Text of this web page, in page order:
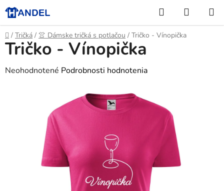
Prejsť
na
obsah
Hľadať
KOŠÍK
Domov
/ Tričká / 👚 Dámske tričká s potlačou / Tričko - Vínopička
Tričko - Vínopička
Priemerné
hviezdičiek.
Neohodnotené Podrobnosti hodnotenia